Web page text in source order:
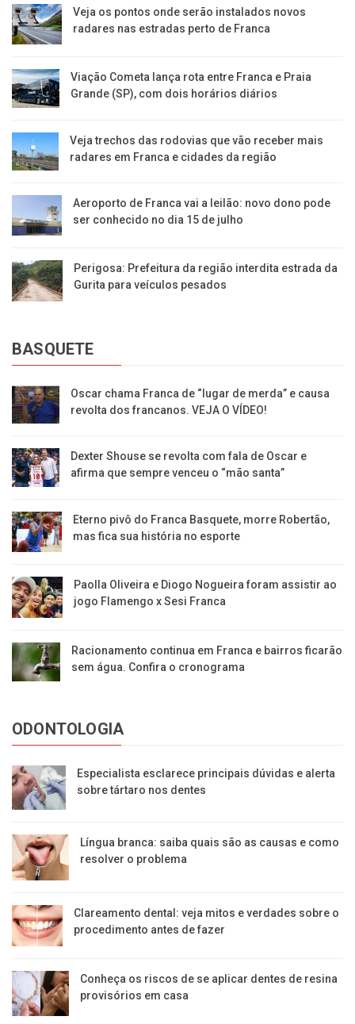
Veja os pontos onde serão instalados novos
radares nas estradas perto de Franca
Viação Cometa lança rota entre Franca e Praia
Grande (SP), com dois horários diários
Veja trechos das rodovias que vão receber mais
radares em Franca e cidades da região
Aeroporto de Franca vai a leilão: novo dono pode
ser conhecido no dia 15 de julho
Perigosa: Prefeitura da região interdita estrada da
Gurita para veículos pesados
BASQUETE
Oscar chama Franca de “lugar de merda” e causa
revolta dos francanos. VEJA O VÍDEO!
Dexter Shouse se revolta com fala de Oscar e
afirma que sempre venceu o “mão santa”
Eterno pivô do Franca Basquete, morre Robertão,
mas fica sua história no esporte
Paolla Oliveira e Diogo Nogueira foram assistir ao
jogo Flamengo x Sesi Franca
Racionamento continua em Franca e bairros ficarão
sem água. Confira o cronograma
ODONTOLOGIA
Especialista esclarece principais dúvidas e alerta
sobre tártaro nos dentes
Língua branca: saiba quais são as causas e como
resolver o problema
Clareamento dental: veja mitos e verdades sobre o
procedimento antes de fazer
Conheça os riscos de se aplicar dentes de resina
provisórios em casa